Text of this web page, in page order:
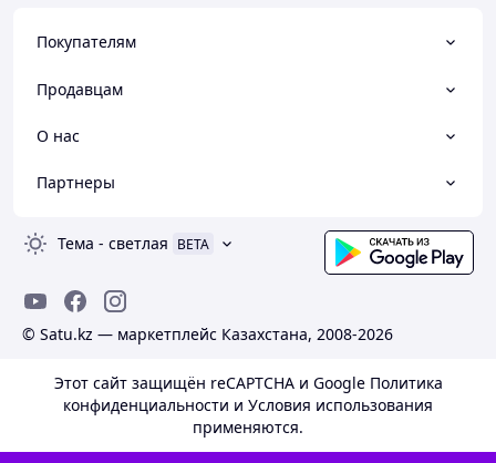
Покупателям
Продавцам
О нас
Партнеры
Тема - светлая BETA
© Satu.kz — маркетплейс Казахстана, 2008-2026
Этот сайт защищён reCAPTCHA и Google Политика
конфиденциальности и Условия использования
применяются.